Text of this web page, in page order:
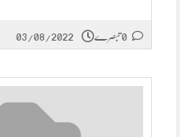
03/08/2022